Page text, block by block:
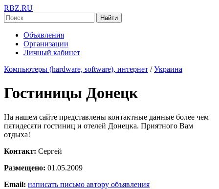
RBZ.RU
Найти
Объявления
Организации
Личный кабинет
Компьютеры (hardware, software), интернет / Украина
Гостиницы Донецк
На нашем сайте представлены контактные данные более чем
пятидесяти гостиниц и отелей Донецка. Приятного Вам
отдыха!
Контакт: Сергей
Размещено: 01.05.2009
Email: написать письмо автору объявления